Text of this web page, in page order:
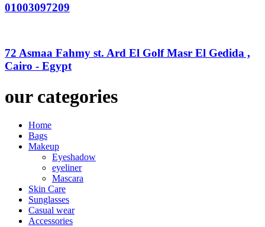
01003097209
72 Asmaa Fahmy st. Ard El Golf Masr El Gedida ,
Cairo - Egypt
our categories
Home
Bags
Makeup
Eyeshadow
eyeliner
Mascara
Skin Care
Sunglasses
Casual wear
Accessories